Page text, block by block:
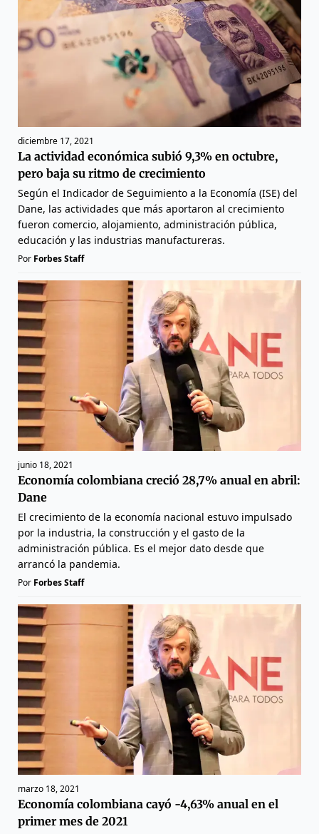
diciembre 17, 2021
La actividad económica subió 9,3% en octubre,
pero baja su ritmo de crecimiento
Según el Indicador de Seguimiento a la Economía (ISE) del
Dane, las actividades que más aportaron al crecimiento
fueron comercio, alojamiento, administración pública,
educación y las industrias manufactureras.
Por Forbes Staff
junio 18, 2021
Economía colombiana creció 28,7% anual en abril:
Dane
El crecimiento de la economía nacional estuvo impulsado
por la industria, la construcción y el gasto de la
administración pública. Es el mejor dato desde que
arrancó la pandemia.
Por Forbes Staff
marzo 18, 2021
Economía colombiana cayó -4,63% anual en el
primer mes de 2021